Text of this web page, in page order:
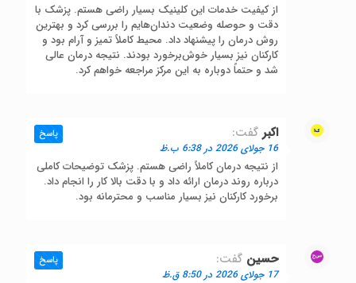
از کیفیت خدمات این کلینیک بسیار راضی هستم. پزشک با
دقت و حوصله وضعیت دندان‌هایم را بررسی کرد و بهترین
روش درمان را پیشنهاد داد. محیط کاملاً تمیز و آرام بود و
کارکنان نیز بسیار خوش‌برخورد بودند. نتیجه درمان عالی
شد و حتماً دوباره به این مرکز مراجعه خواهم کرد.
اکبر گفت:
16 جولای 2026 در 6:38 ب.ظ
از نتیجه درمان کاملاً راضی هستم. پزشک توضیحات کاملی
درباره روند درمان ارائه داد و با دقت بالا کار را انجام داد.
برخورد کارکنان نیز بسیار مناسب و محترمانه بود.
پاسخ
حسین گفت:
17 جولای 2026 در 8:50 ق.ظ
پاسخ